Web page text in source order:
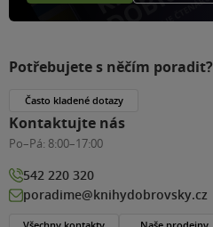
Potřebujete s něčím poradit?
Často kladené dotazy
Kontaktujte nás
Po–Pá: 8:00–17:00
542 220 320
poradime@knihydobrovsky.cz